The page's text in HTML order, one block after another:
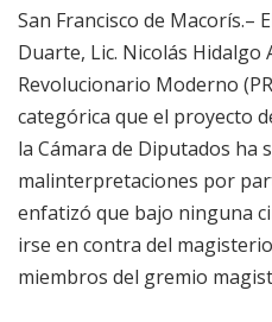
San Francisco de Macorís.–
Duarte, Lic. Nicolás Hidalgo
Revolucionario Moderno
categórica que el proyecto
la Cámara de Diputados ha
malinterpretaciones por
enfatizó que bajo ninguna
irse en contra del
miembros del gremio